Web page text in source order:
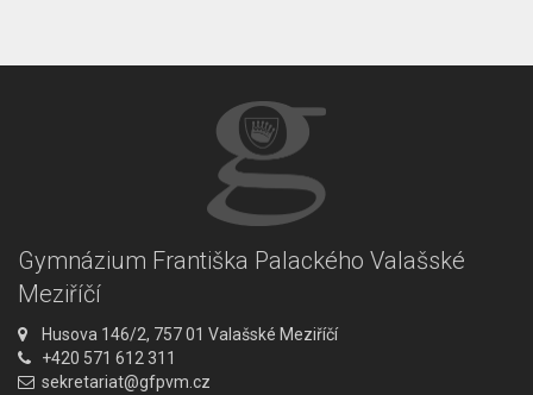
Gymnázium Františka Palackého Valašské
Meziříčí
A
d
r
Husova 146/2, 757 01 Valašské Meziříčí
T
e
+420 571 612 311
E
sekretariat@gfpvm.cz